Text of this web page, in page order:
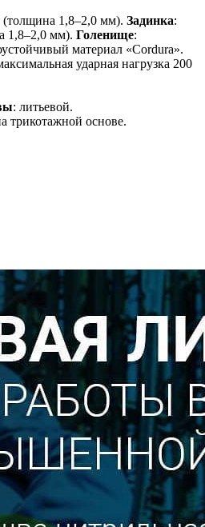
(толщина 1,8–2,0 мм). Задинка:
1,8–2,0 мм). Голенище:
материал «Cordura».
ударная нагрузка 200
: литьевой.
трикотажной основе.